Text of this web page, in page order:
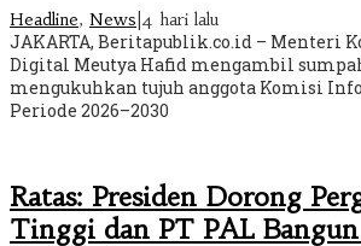
Headline, News 4 hari lalu
JAKARTA, Beritapublik.co.id – Menteri
Digital Meutya Hafid mengambil
mengukuhkan tujuh anggota Komisi
Periode 2026–2030
Ratas: Presiden Dorong
Tinggi dan PT PAL